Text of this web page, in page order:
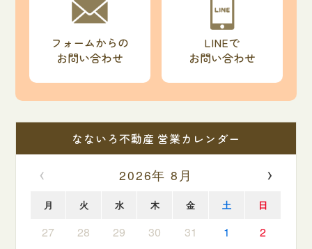
フォームからの
お問い合わせ
LINEで
お問い合わせ
なないろ不動産 営業カレンダー
‹ 2026年 8月 ›
月 火 水 木 金 土 日
27 28 29 30 31 1
2